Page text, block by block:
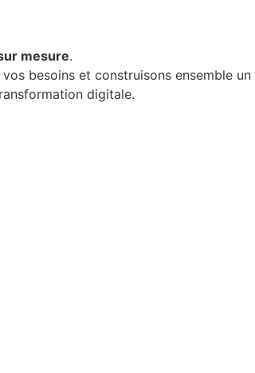
mesure.
besoins et construisons ensemble un
digitale.